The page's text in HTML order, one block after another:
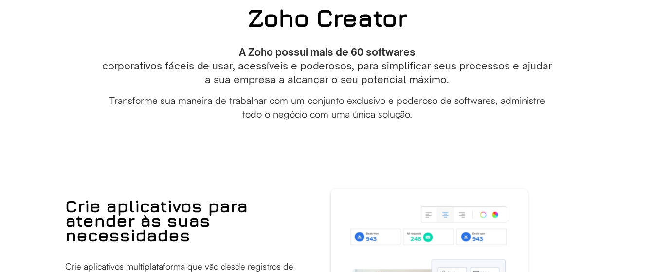
Zoho Creator
A Zoho possui mais de 60 softwares
corporativos fáceis de usar, acessíveis e poderosos, para simplificar seus processos e ajudar
a sua empresa a alcançar o seu potencial máximo.
Transforme sua maneira de trabalhar com um conjunto exclusivo e poderoso de softwares, administre
todo o negócio com uma única solução.
Crie aplicativos para
atender às suas
necessidades
Crie aplicativos multiplataforma que vão desde registros de